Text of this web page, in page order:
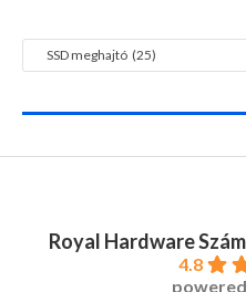
SSD meghajtó (25)
Royal Hardware
4.8